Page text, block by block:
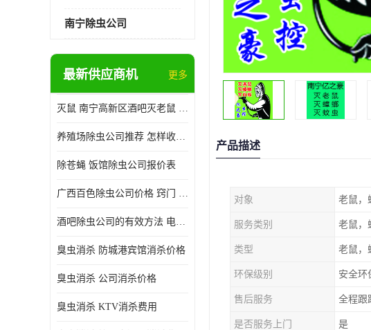
南宁除虫公司
最新供应商机 更多
灭鼠 南宁高新区酒吧灭老鼠 诚信经营
养殖场除虫公司推荐 怎样收费 除苍蝇
除苍蝇 饭馆除虫公司报价表
广西百色除虫公司价格 窍门 除蟑螂
酒吧除虫公司的有效方法 电话 除螨虫
臭虫消杀 防城港宾馆消杀价格
臭虫消杀 公司消杀价格
臭虫消杀 KTV消杀费用
产品描述
对象 老鼠，
服务类别 老鼠，
类型 老鼠，
环保级别 安全环
售后服务 全程跟
是否服务上门 是